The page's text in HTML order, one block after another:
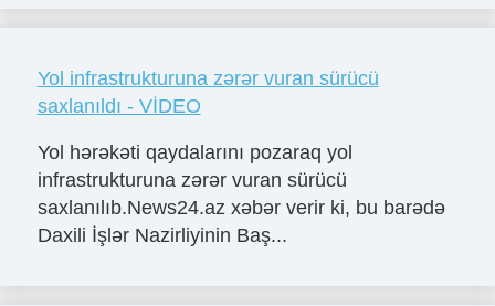
Yol infrastrukturuna zərər vuran sürücü
saxlanıldı - VİDEO
Yol hərəkəti qaydalarını pozaraq yol
infrastrukturuna zərər vuran sürücü
saxlanılıb.News24.az xəbər verir ki, bu barədə
Daxili İşlər Nazirliyinin Baş...